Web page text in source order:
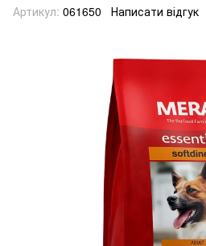
Артикул: 061650 Написати відгук